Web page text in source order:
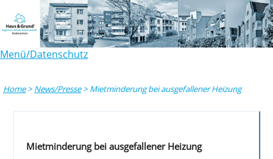
Menü/Datenschutz
Home> News/Presse> Mietminderung bei ausgefallener Heizung
Mietminderung bei ausgefallener Heizung